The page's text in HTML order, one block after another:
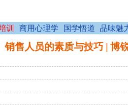
训 商用心理学 国学悟道 品味魅
销售人员的素质与技巧 | 博